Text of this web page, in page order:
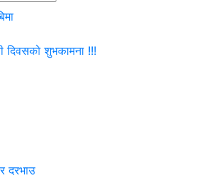
दिवसको शुभकामना !!!
दरभाउ